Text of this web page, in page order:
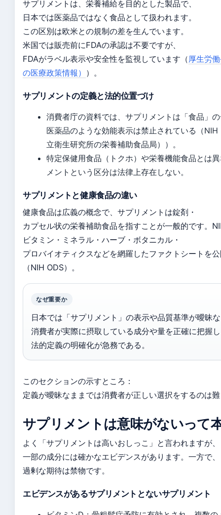
サプリメントは、栄養補給を目的とした製品で、
日本では医薬品ではなく食品として扱われます。
この区別は欧米との規制の差を生んでいます。
米国では販売前にFDAの承認は不要ですが、
FDAがラベル表示や安全性を監視しています（厚生労
の医療政策情報） ）。
サプリメントの定義と法的位置づけ
消費者庁の資料では、サプリメントは「食品」
医薬品のような効能表示は禁止されている（NIH
立衛生研究所の栄養補助食品局））。
特定保健用食品（トクホ）や栄養機能食品とは
メントという区分は法律上存在しない。
サプリメントと健康食品の違い
健康食品は広義の概念で、サプリメントは錠剤・
カプセル状の栄養補助食品を指すことが一般的です。
ビタミン・ミネラル・ハーブ・ボタニカル・
プロバイオティクスなどを網羅したファクトシートを
（NIH ODS）。
なぜ重要か
日本では「サプリメント」の表示や品質基準が曖昧
消費者が実際に摂取している成分や量を正確に把握
法的定義の明確化が急務である。
このセクションの示すところ：
定義が曖昧なままでは消費者が正しい選択をするのは
サプリメントは意味がないって
よく「サプリメントは高いおしっこ」と言われますが、
一部の成分には確かなエビデンスがあります。一方で、
過剰な期待は禁物です。
エビデンスがあるサプリメントとないサプリメント